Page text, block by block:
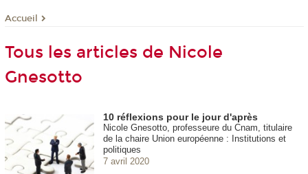
Accueil
Tous les articles de Nicole
Gnesotto
10 réflexions pour le jour d'après
Nicole Gnesotto, professeure du Cnam, titulaire
de la chaire Union européenne : Institutions et
politiques
7 avril 2020